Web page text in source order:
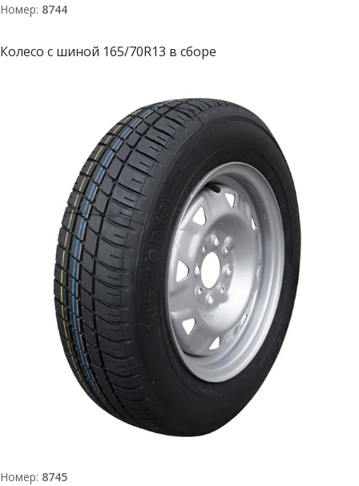
Номер: 8744
Колесо с шиной 165/70R13 в сборе
Номер: 8745